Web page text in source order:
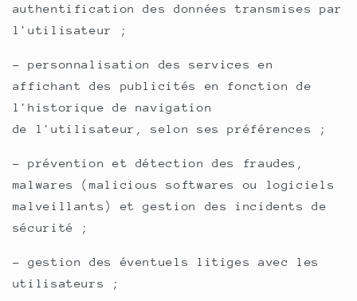
authentification des données transmises par
l'utilisateur ;
- personnalisation des services en
affichant des publicités en fonction de
l'historique de navigation
de l'utilisateur, selon ses préférences ;
- prévention et détection des fraudes,
malwares (malicious softwares ou logiciels
malveillants) et gestion des incidents de
sécurité ;
- gestion des éventuels litiges avec les
utilisateurs ;